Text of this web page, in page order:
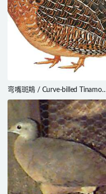
弯嘴斑䳍 / Curve-billed Tinamou
/ Nothoprocta curvirostris